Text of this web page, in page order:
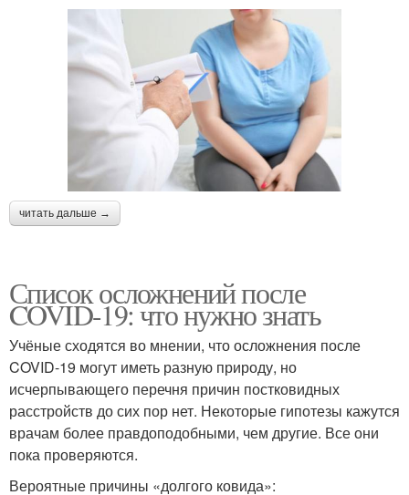
читать дальше →
Список осложнений после
COVID-19: что нужно знать
Учёные сходятся во мнении, что осложнения после
COVID-19 могут иметь разную природу, но
исчерпывающего перечня причин постковидных
расстройств до сих пор нет. Некоторые гипотезы кажутся
врачам более правдоподобными, чем другие. Все они
пока проверяются.
Вероятные причины «долгого ковида»: